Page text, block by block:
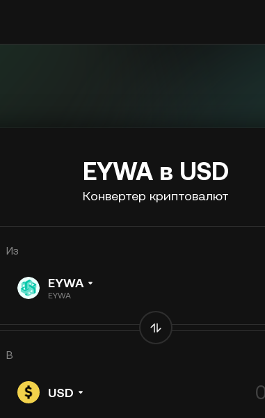
EYWA в USD
Конвертер криптовалют
Из
EYWA
EYWA
В
USD